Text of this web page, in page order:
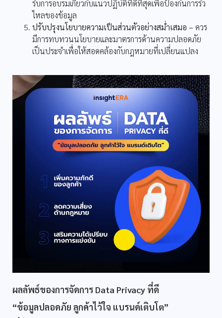
รับการอบรมเกี่ยวกับแนวปฏิบัติที่ดีที่สุดเพื่อป้องกันการรั่ว
ไหลของข้อมูล
ปรับปรุงนโยบายความเป็นส่วนตัวอย่างสม่ำเสมอ – ควร
มีการทบทวนนโยบายและมาตรการด้านความปลอดภัย
เป็นประจำเพื่อให้สอดคล้องกับกฎหมายที่เปลี่ยนแปลง
ผลลัพธ์ของการจัดการ Data Privacy ที่ดี
“ข้อมูลปลอดภัย ลูกค้าไว้ใจ แบรนด์เติบโต”